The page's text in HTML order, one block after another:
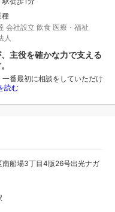
種
会社設立 飲食 医療・福祉
人
主役を確かな力で支える
番最初に相談をしていただけ
読む
南船場3丁目4版26号出光ナガ